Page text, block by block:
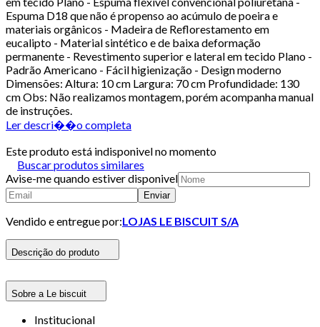
Espuma D18 que não é propenso ao acúmulo de poeira e
materiais orgânicos - Madeira de Reflorestamento em
eucalipto - Material sintético e de baixa deformação
permanente - Revestimento superior e lateral em tecido Plano -
Padrão Americano - Fácil higienização - Design moderno
Dimensões: Altura: 10 cm Largura: 70 cm Profundidade: 130
cm Obs: Não realizamos montagem, porém acompanha manual
de instruções.
Ler descri��o completa
Este produto está indisponivel no momento
Buscar produtos similares
Avise-me quando estiver disponivel
Enviar
Vendido e entregue por:LOJAS LE BISCUIT S/A
Descrição do produto
Sobre a Le biscuit
Institucional